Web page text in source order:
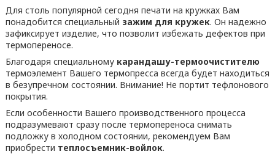
Для столь популярной сегодня печати на кружках Вам
понадобится специальный зажим для кружек. Он надежно
зафиксирует изделие, что позволит избежать дефектов при
термопереносе.
Благодаря специальному карандашу-термоочистителю
термоэлемент Вашего термопресса всегда будет находиться
в безупречном состоянии. Внимание! Не портит тефлонового
покрытия.
Если особенности Вашего производственного процесса
подразумевают сразу после термопереноса снимать
подложку в холодном состоянии, рекомендуем Вам
приобрести теплосъемник-войлок.